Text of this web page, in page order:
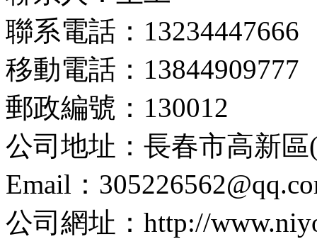
聯系電話：13234447666
移動電話：13844909777
郵政編號：130012
公司地址：長春市高新區
Email：
公司網址：http://